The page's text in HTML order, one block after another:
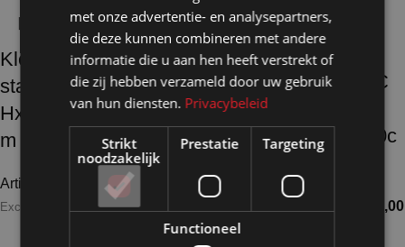
Kleedkamer wit PVC
standalone
HxBxD200x100x100c
m onderbouw CBX
Artikelnummer: 55420
Excl. BTW
Kleedkamer wit PVC
standalone
HxBxD200x100x100c
908,00
Excl. BTW
met onze advertentie- en analysepartners,
die deze kunnen combineren met andere
informatie die u aan hen heeft verstrekt of
die zij hebben verzameld door uw gebruik
van hun diensten. Privacybeleid
Strikt
noodzakelijk
Prestatie Targeting
Functioneel